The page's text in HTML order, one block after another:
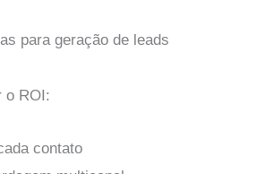
para geração de leads
o ROI:
contato